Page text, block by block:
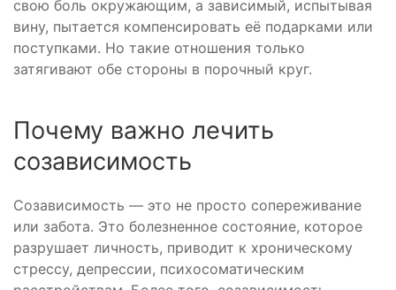
свою боль окружающим, а зависимый, испытывая
вину, пытается компенсировать её подарками или
поступками. Но такие отношения только
затягивают обе стороны в порочный круг.
Почему важно лечить
созависимость
Созависимость — это не просто сопереживание
или забота. Это болезненное состояние, которое
разрушает личность, приводит к хроническому
стрессу, депрессии, психосоматическим